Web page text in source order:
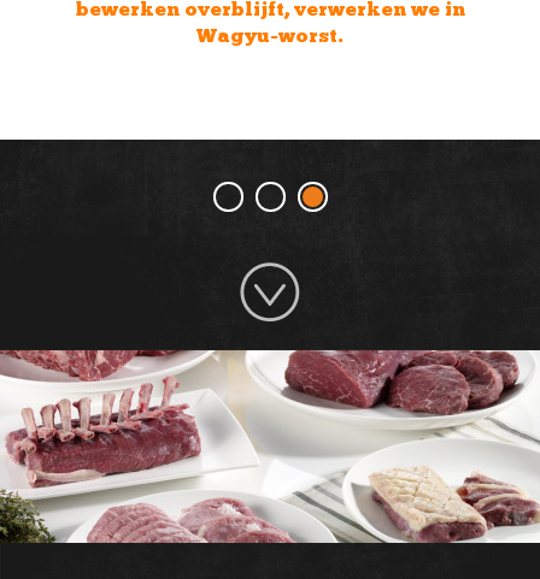
voor bij de stamppot! Als vulling in
tomaten is het een heerlijk voorgerecht.